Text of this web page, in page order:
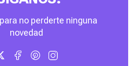
no perderte ninguna
novedad